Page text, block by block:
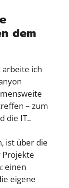
dem
arbeite ich
– zum
die IT..
ist über die
Projekte
einen
eigene